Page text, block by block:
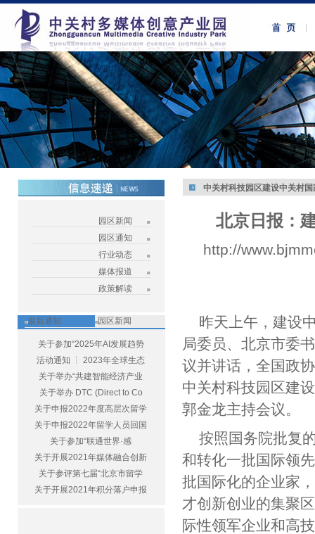
园区新闻
园区通知
行业动态
媒体报道
政策解读
最新通知 园区新闻
关于参加“2025年AI发展趋势
活动通知 ┆ 2023年全球生态
关于举办“共建智能经济产业
关于举办 DTC (Direct to Co
关于申报2022年度高层次留学
关于申报2022年留学人员回国
关于参加“联通世界·感
关于开展2021年媒体融合创新
关于参评第七届“北京市留学
关于开展2021年积分落户申报
中关村科技园区建设中关村
北京日报：
http://
昨天上午，建设
局委员、北京市委
议并讲话，全国政
中关村科技园区建
郭金龙主持会议。
按照国务院批复
和转化一批国际领
批国际化的企业家
才创新创业的集聚
际性领军企业和高